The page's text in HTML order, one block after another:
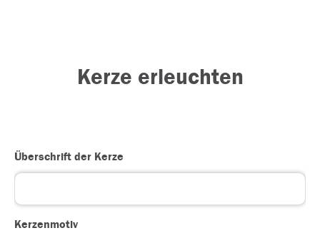
Kerze erleuchten
Überschrift der Kerze
Kerzenmotiv